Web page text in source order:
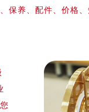
保养、配件、价格